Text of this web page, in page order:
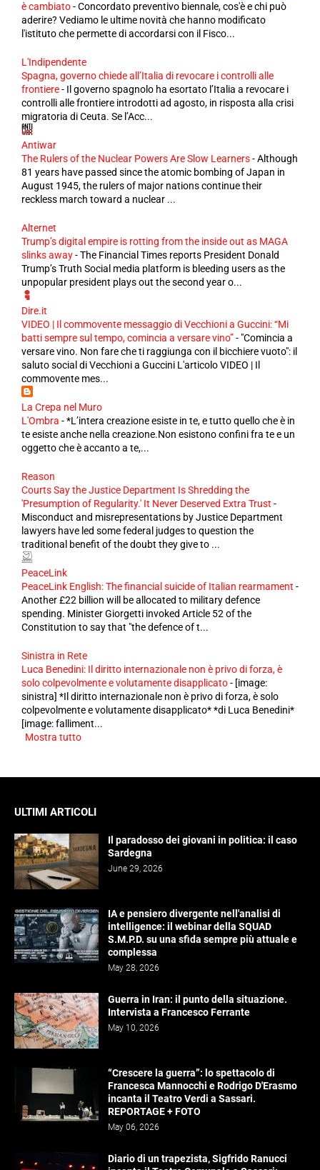
è cambiato-Concordato preventivo biennale, cos'è e chi può
aderire? Vediamo le ultime novità che hanno modificato
l'istituto che permette di accordarsi con il Fisco...
L'Indipendente
Spagna, governo chiede all’Italia di revocare i controlli alle
frontiere- Il governo spagnolo ha esortato l’Italia a revocare i
controlli alle frontiere introdotti ad agosto, in risposta alla crisi
migratoria di Ceuta. Se l’Acc...
Antiwar
The Rulers of the Nuclear Powers Are Slow Learners-Although
81 years have passed since the atomic bombing of Japan in
August 1945, the rulers of major nations continue their
reckless march toward a nuclear ...
Alternet
Trump’s digital empire is rotting from the inside out as MAGA
slinks away-The Financial Times reports President Donald
Trump’s Truth Social media platform is bleeding users as the
unpopular president plays out the second year o...
Dire.it
VIDEO | Il commovente messaggio di Vecchioni a Guccini: “Mi
batti sempre sul tempo, comincia a versare vino”- "Comincia a
versare vino. Non fare che ti raggiunga con il bicchiere vuoto": il
saluto social di Vecchioni a Guccini L'articolo VIDEO | Il
commovente mes...
La Crepa nel Muro
L'Ombra -*L’intera creazione esiste in te, e tutto quello che è in
te esiste anche nella creazione.Non esistono confini fra te e un
oggetto che è accanto a te,...
Reason
Courts Say the Justice Department Is Shredding the
'Presumption of Regularity.' It Never Deserved Extra Trust -
Misconduct and misrepresentations by Justice Department
lawyers have led some federal judges to question the
traditional benefit of the doubt they give to ...
PeaceLink
PeaceLink English: The financial suicide of Italian rearmament -
Another £22 billion will be allocated to military defence
spending. Minister Giorgetti invoked Article 52 of the
Constitution to say that "the defence of t...
Sinistra in Rete
Luca Benedini: Il diritto internazionale non è privo di forza, è
solo colpevolmente e volutamente disapplicato- [image:
sinistra] *Il diritto internazionale non è privo di forza, è solo
colpevolmente e volutamente disapplicato* *di Luca Benedini*
[image: falliment...
Mostra tutto
ULTIMI ARTICOLI
Il paradosso dei giovani in politica: il caso
Sardegna
June 29, 2026
IA e pensiero divergente nell'analisi di
intelligence: il webinar della SQUAD
S.M.P.D. su una sfida sempre più attuale e
complessa
May 28, 2026
Guerra in Iran: il punto della situazione.
Intervista a Francesco Ferrante
May 10, 2026
“Crescere la guerra”: lo spettacolo di
Francesca Mannocchi e Rodrigo D'Erasmo
incanta il Teatro Verdi a Sassari.
REPORTAGE + FOTO
May 06, 2026
Diario di un trapezista, Sigfrido Ranucci